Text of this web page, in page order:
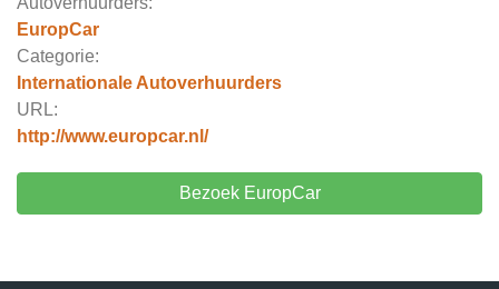
EuropCar
Categorie:
Internationale Autoverhuurders
URL:
http://www.europcar.nl/
Bezoek EuropCar